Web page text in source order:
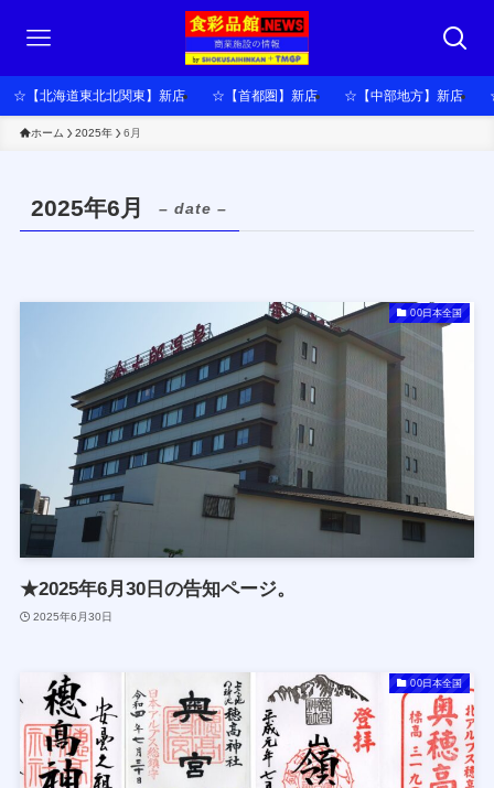
☆【北海道東北北関東】新店 ☆【首都圏】新店 ☆【中部地方】新店
ホーム 2025年 6月
2025年6月 – date –
00日本全国
★2025年6月30日の告知ページ。
2025年6月30日
00日本全国